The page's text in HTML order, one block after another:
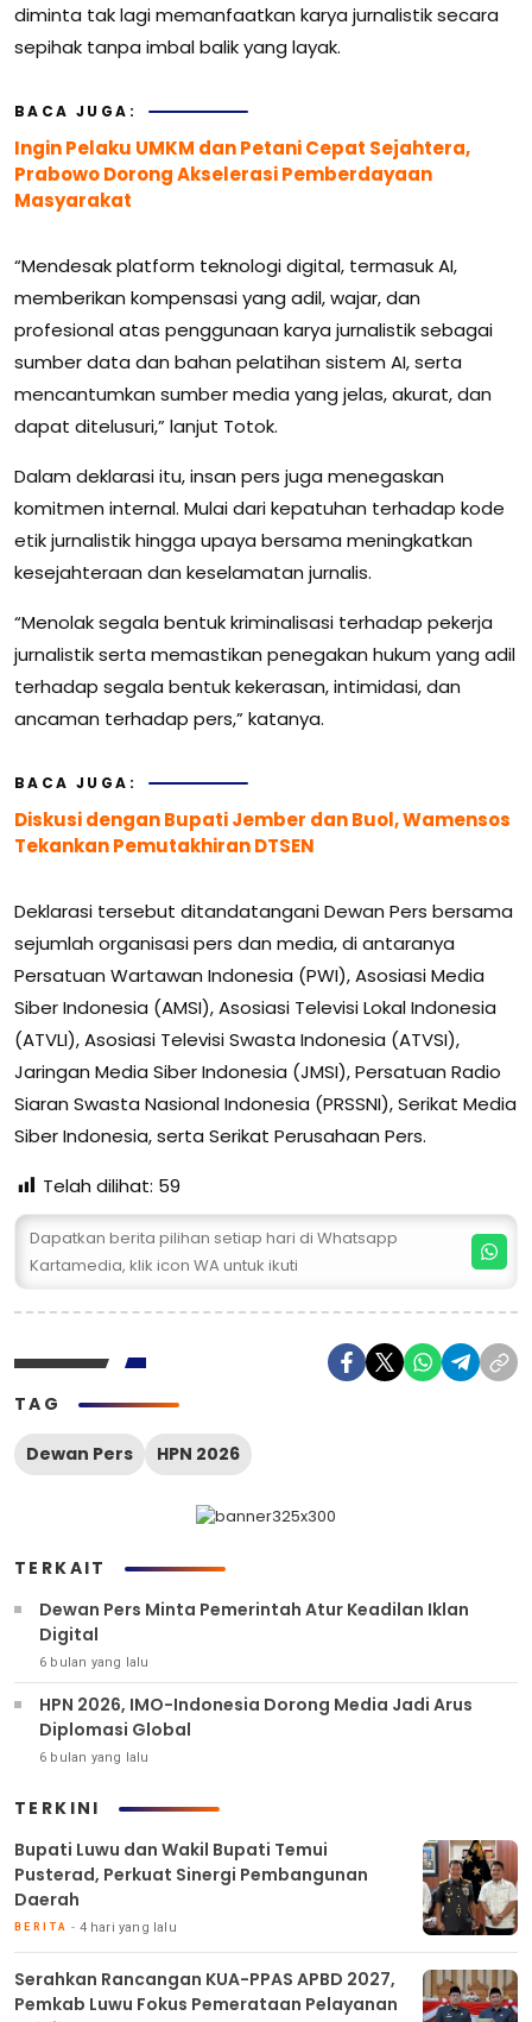
diminta tak lagi memanfaatkan karya jurnalistik secara
sepihak tanpa imbal balik yang layak.
BACA JUGA:
Ingin Pelaku UMKM dan Petani Cepat Sejahtera,
Prabowo Dorong Akselerasi Pemberdayaan
Masyarakat
“Mendesak platform teknologi digital, termasuk AI,
memberikan kompensasi yang adil, wajar, dan
profesional atas penggunaan karya jurnalistik sebagai
sumber data dan bahan pelatihan sistem AI, serta
mencantumkan sumber media yang jelas, akurat, dan
dapat ditelusuri,” lanjut Totok.
Dalam deklarasi itu, insan pers juga menegaskan
komitmen internal. Mulai dari kepatuhan terhadap kode
etik jurnalistik hingga upaya bersama meningkatkan
kesejahteraan dan keselamatan jurnalis.
“Menolak segala bentuk kriminalisasi terhadap pekerja
jurnalistik serta memastikan penegakan hukum yang adil
terhadap segala bentuk kekerasan, intimidasi, dan
ancaman terhadap pers,” katanya.
BACA JUGA:
Diskusi dengan Bupati Jember dan Buol, Wamensos
Tekankan Pemutakhiran DTSEN
Deklarasi tersebut ditandatangani Dewan Pers bersama
sejumlah organisasi pers dan media, di antaranya
Persatuan Wartawan Indonesia (PWI), Asosiasi Media
Siber Indonesia (AMSI), Asosiasi Televisi Lokal Indonesia
(ATVLI), Asosiasi Televisi Swasta Indonesia (ATVSI),
Jaringan Media Siber Indonesia (JMSI), Persatuan Radio
Siaran Swasta Nasional Indonesia (PRSSNI), Serikat Media
Siber Indonesia, serta Serikat Perusahaan Pers.
Telah dilihat: 59
Dapatkan berita pilihan setiap hari di Whatsapp
Kartamedia, klik icon WA untuk ikuti
TAG
Dewan Pers HPN 2026
TERKAIT
Dewan Pers Minta Pemerintah Atur Keadilan Iklan
Digital
6 bulan yang lalu
HPN 2026, IMO-Indonesia Dorong Media Jadi Arus
Diplomasi Global
6 bulan yang lalu
TERKINI
Bupati Luwu dan Wakil Bupati Temui
Pusterad, Perkuat Sinergi Pembangunan
Daerah
BERITA 4 hari yang lalu
Serahkan Rancangan KUA-PPAS APBD 2027,
Pemkab Luwu Fokus Pemerataan Pelayanan